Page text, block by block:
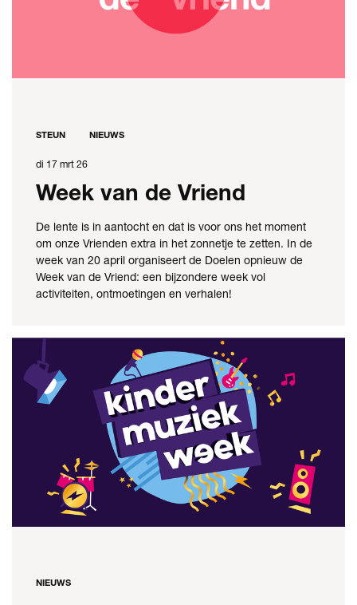
di 17 mrt 26
Week van de Vriend
De lente is in aantocht en dat is voor ons het moment
om onze Vrienden extra in het zonnetje te zetten. In de
week van 20 april organiseert de Doelen opnieuw de
Week van de Vriend: een bijzondere week vol
activiteiten, ontmoetingen en verhalen!
STEUN NIEUWS
NIEUWS